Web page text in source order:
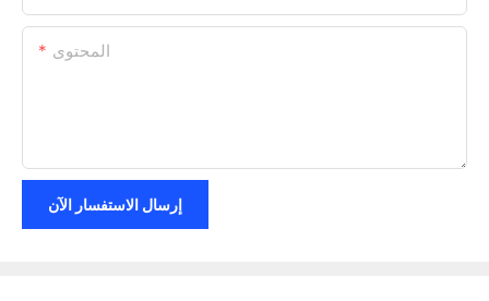
المحتوى
إرسال الاستفسار الآن